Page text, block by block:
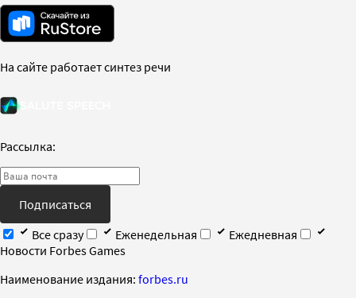
На сайте работает синтез речи
Рассылка:
Подписаться
Все сразу
Еженедельная
Ежедневная
Новости Forbes Games
Наименование издания: forbes.ru